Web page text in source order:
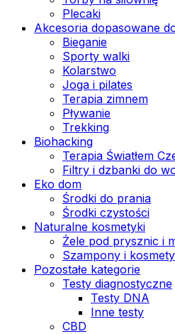
Plecaki
Akcesoria dopasowane
Bieganie
Sporty walki
Kolarstwo
Joga i pilates
Terapia zimnem
Pływanie
Trekking
Biohacking
Terapia Światłem
Filtry i dzbanki do
Eko dom
Środki do prania
Środki czystości
Naturalne kosmetyki
Żele pod prysznic i
Szampony i
Pozostałe kategorie
Testy diagnostyczne
Testy DNA
Inne testy
CBD